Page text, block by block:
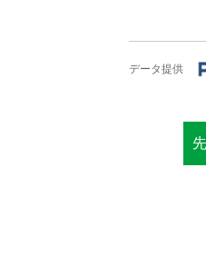
データ提供